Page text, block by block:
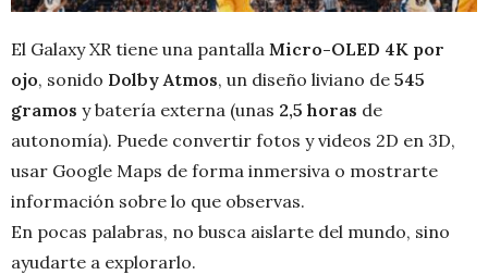
El Galaxy XR tiene una pantalla Micro-OLED 4K por
ojo, sonido Dolby Atmos, un diseño liviano de 545
gramos y batería externa (unas 2,5 horas de
autonomía). Puede convertir fotos y videos 2D en 3D,
usar Google Maps de forma inmersiva o mostrarte
información sobre lo que observas.
En pocas palabras, no busca aislarte del mundo, sino
ayudarte a explorarlo.